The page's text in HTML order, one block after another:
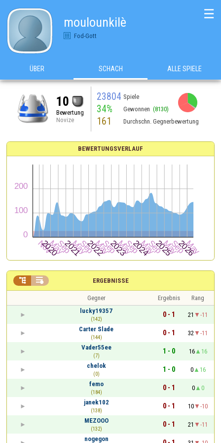
moulounkilè
Fod-Gott
☰
ÜBER SCHACH ALLE SPIELE
10
Bewertung
Novize
23804 Spiele
34% Gewonnen (8130)
161 Durchschn. Gegnerbewertung
BEWERTUNGSVERLAUF
ERGEBNISSE
 
Gegner Ergebnis
Rang
lucky19357
(142)
0 - 1 21
-11
Carter Slade
(144)
0 - 1 32
-11
Vader55ee
(7)
1 - 0 16
16
chelok
(0)
1 - 0 0
16
femo
(184)
0 - 1 0
0
janek102
(138)
0 - 1 10
-10
MEZOOO
(132)
0 - 1 21
-11
nogegon